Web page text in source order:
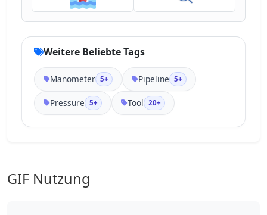
Weitere Beliebte Tags
Manometer 5+ Pipeline 5+
Pressure 5+ Tool 20+
GIF Nutzung